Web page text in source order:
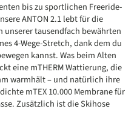
bis zu sportlichen Freeride-
ANTON 2.1 lebt für die
unserer tausendfach bewährten
4-Wege-Stretch, dank dem du
kannst. Was beim Alten
eine mTHERM Wattierung, die
warmhält – und natürlich ihre
mTEX 10.000 Membrane für
Zusätzlich ist die Skihose